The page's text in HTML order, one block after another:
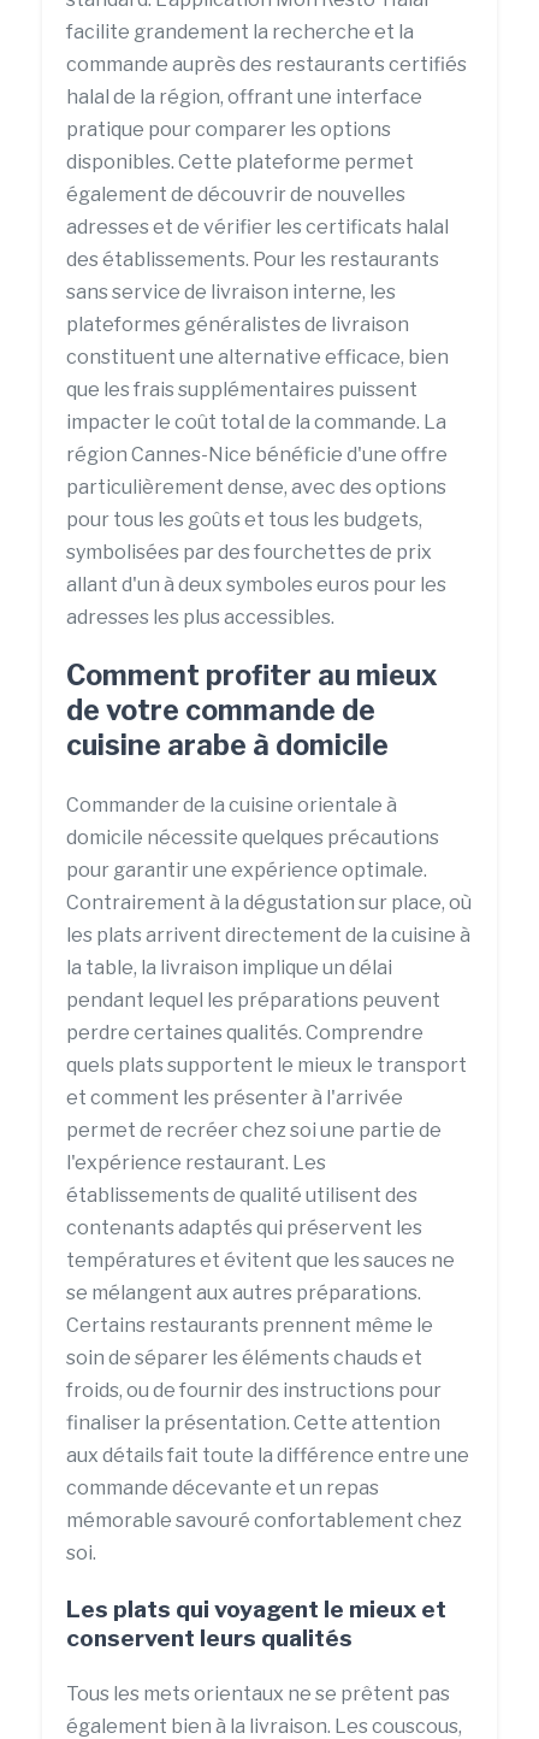
facilite grandement la recherche et la
commande auprès des restaurants certifiés
halal de la région, offrant une interface
pratique pour comparer les options
disponibles. Cette plateforme permet
également de découvrir de nouvelles
adresses et de vérifier les certificats halal
des établissements. Pour les restaurants
sans service de livraison interne, les
plateformes généralistes de livraison
constituent une alternative efficace, bien
que les frais supplémentaires puissent
impacter le coût total de la commande. La
région Cannes-Nice bénéficie d'une offre
particulièrement dense, avec des options
pour tous les goûts et tous les budgets,
symbolisées par des fourchettes de prix
allant d'un à deux symboles euros pour les
adresses les plus accessibles.
Comment profiter au mieux
de votre commande de
cuisine arabe à domicile
Commander de la cuisine orientale à
domicile nécessite quelques précautions
pour garantir une expérience optimale.
Contrairement à la dégustation sur place, où
les plats arrivent directement de la cuisine à
la table, la livraison implique un délai
pendant lequel les préparations peuvent
perdre certaines qualités. Comprendre
quels plats supportent le mieux le transport
et comment les présenter à l'arrivée
permet de recréer chez soi une partie de
l'expérience restaurant. Les
établissements de qualité utilisent des
contenants adaptés qui préservent les
températures et évitent que les sauces ne
se mélangent aux autres préparations.
Certains restaurants prennent même le
soin de séparer les éléments chauds et
froids, ou de fournir des instructions pour
finaliser la présentation. Cette attention
aux détails fait toute la différence entre une
commande décevante et un repas
mémorable savouré confortablement chez
soi.
Les plats qui voyagent le mieux et
conservent leurs qualités
Tous les mets orientaux ne se prêtent pas
également bien à la livraison. Les couscous,